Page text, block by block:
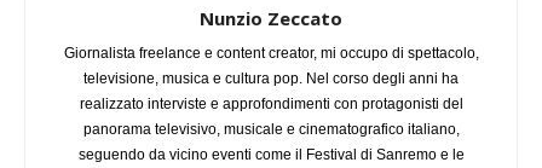
Nunzio Zeccato
Giornalista freelance e content creator, mi occupo di spettacolo,
televisione, musica e cultura pop. Nel corso degli anni ha
realizzato interviste e approfondimenti con protagonisti del
panorama televisivo, musicale e cinematografico italiano,
seguendo da vicino eventi come il Festival di Sanremo e le